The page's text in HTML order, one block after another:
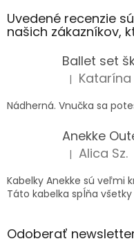
Uvedené recenzie
našich zákazníkov,
Hodnotenie
| Katarína
Nádherná. Vnučka sa
Anekke
Hodnotenie
| Alica Sz.
Kabelky Anekke sú veľmi
Táto kabelka spĺňa
Odoberať